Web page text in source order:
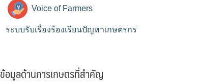
Voice of Farmers
ระบบรับเรื่องร้องเรียนปัญหาเกษตรกร
ข้อมูลด้านการเกษตรที่สำคัญ